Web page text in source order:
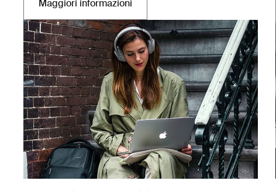
Maggiori informazioniSi apre in una nuova scheda